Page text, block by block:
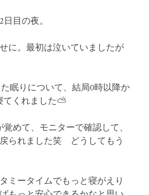
目の夜。
に。最初は泣いていましたが
眠りについて、結局0時以降か
てくれました⛅️
めて、モニターで確認して、
られました笑 どうしてもう
ミータイムでもっと寝がえり